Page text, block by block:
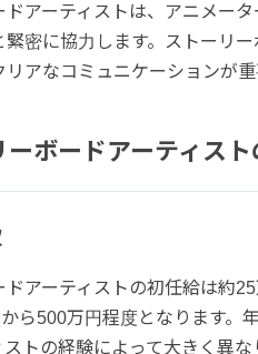
ドアーティストは、アニメー
緊密に協力します。ストーリ
アなコミュニケーションが重
ーボードアーティス
ドアーティストの初任給は約
ら500万円程度となります。
ストの経験によって大きく異